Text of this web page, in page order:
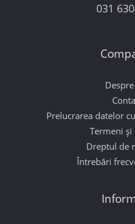
031
Prelucrarea datelor
Termeni
Dreptul de
Întrebări